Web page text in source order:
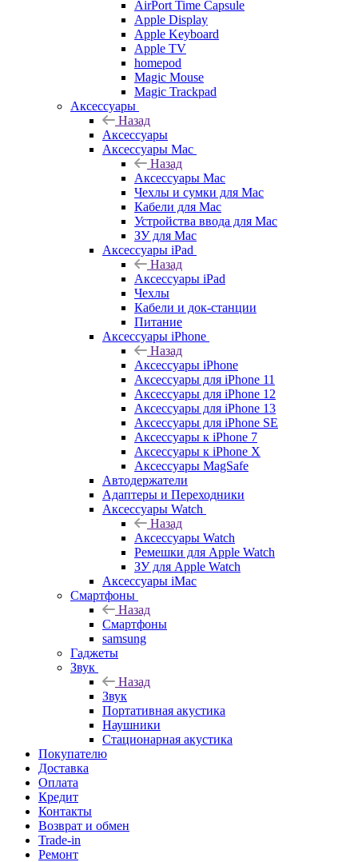
AirPort Time Capsule
Apple Display
Apple Keyboard
Apple TV
homepod
Magic Mouse
Magic Trackpad
Аксессуары
Назад
Аксессуары
Аксессуары Mac
Назад
Аксессуары Mac
Чехлы и сумки для Mac
Кабели для Mac
Устройства ввода для Mac
ЗУ для Mac
Аксессуары iPad
Назад
Аксессуары iPad
Чехлы
Кабели и док-станции
Питание
Аксессуары iPhone
Назад
Аксессуары iPhone
Аксессуары для iPhone 11
Аксессуары для iPhone 12
Аксессуары для iPhone 13
Аксессуары для iPhone SE
Аксессуары к iPhone 7
Аксессуары к iPhone X
Аксессуары MagSafe
Автодержатели
Адаптеры и Переходники
Аксессуары Watch
Назад
Аксессуары Watch
Ремешки для Apple Watch
ЗУ для Apple Watch
Аксессуары iMac
Смартфоны
Назад
Смартфоны
samsung
Гаджеты
Звук
Назад
Звук
Портативная акустика
Наушники
Стационарная акустика
Покупателю
Доставка
Оплата
Кредит
Контакты
Возврат и обмен
Trade-in
Ремонт